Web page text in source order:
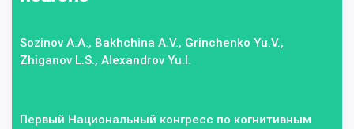
Sozinov A.A., Bakhchina A.V., Grinchenko Yu.V.,
Zhiganov L.S., Alexandrov Yu.I.
Первый Национальный конгресс по когнитивным